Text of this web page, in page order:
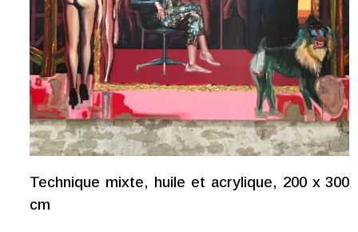
Technique mixte, huile et acrylique, 200 x 300
cm